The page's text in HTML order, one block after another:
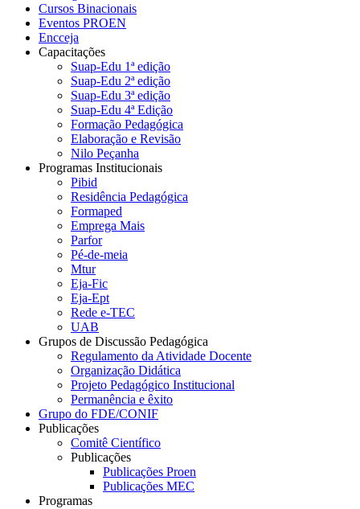
Cursos Binacionais
Eventos PROEN
Encceja
Capacitações
Suap-Edu 1ª edição
Suap-Edu 2ª edição
Suap-Edu 3ª edição
Suap-Edu 4ª Edição
Formação Pedagógica
Elaboração e Revisão
Nilo Peçanha
Programas Institucionais
Pibid
Residência Pedagógica
Formaped
Emprega Mais
Parfor
Pé-de-meia
Mtur
Eja-Fic
Eja-Ept
Rede e-TEC
UAB
Grupos de Discussão Pedagógica
Regulamento da Atividade Docente
Organização Didática
Projeto Pedagógico Institucional
Permanência e êxito
Grupo do FDE/CONIF
Publicações
Comitê Científico
Publicações
Publicações Proen
Publicações MEC
Programas